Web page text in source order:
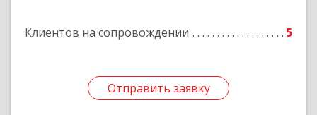
Клиентов на сопровождении 5
Отправить заявку
Отправить заявку